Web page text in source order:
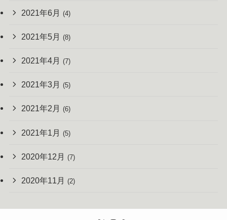
2021年6月 (4)
2021年5月 (8)
2021年4月 (7)
2021年3月 (5)
2021年2月 (6)
2021年1月 (5)
2020年12月 (7)
2020年11月 (2)